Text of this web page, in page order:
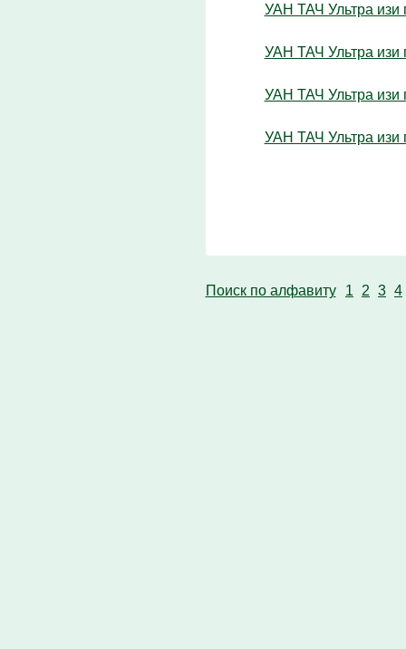
УАН ТАЧ Ультра изи
УАН ТАЧ Ультра изи
УАН ТАЧ Ультра изи
УАН ТАЧ Ультра изи
Поиск по алфавиту 1 2 3 4